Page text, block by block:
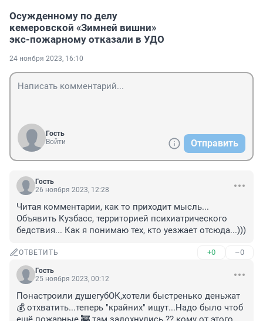
Осужденному по делу
кемеровской «Зимней вишни»
экс-пожарному отказали в УДО
24 ноября 2023, 16:10
Гость
Войти
Отправить
Гость
26 ноября 2023, 12:28
Читая комментарии, как то приходит мысль...
Объявить Кузбасс, территорией психиатрического
бедствия... Как я понимаю тех, кто уезжает отсюда...)))
ОТВЕТИТЬ +0 –0
Гость
25 ноября 2023, 00:12
Понастроили душегубОК,хотели быстренько деньжат
💰 отхватить...теперь "крайних" ищут...Надо было чтоб